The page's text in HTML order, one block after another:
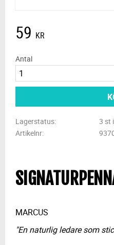
59 KR
Antal
Lagerstatus
3 st
Artikelnr
MARCUS
"En naturlig ledare som